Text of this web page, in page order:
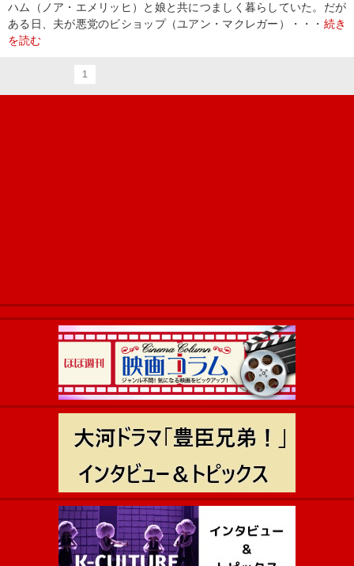
ハム（ノア・エメリッヒ）と娘と共につましく暮らしていた。だが
ある日、夫が悪党のビショップ（ユアン・マクレガー）・・・ 続き
を読む
1